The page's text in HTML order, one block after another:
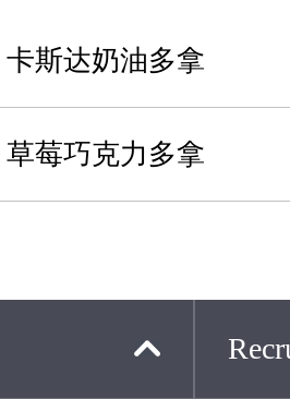
卡斯达奶油多拿
草莓巧克力多拿